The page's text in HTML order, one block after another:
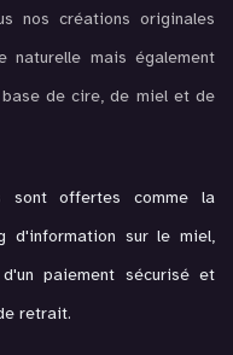
nos créations originales
naturelle mais également
de cire, de miel et de
sont offertes comme la
d'information sur le miel,
paiement sécurisé et
retrait.